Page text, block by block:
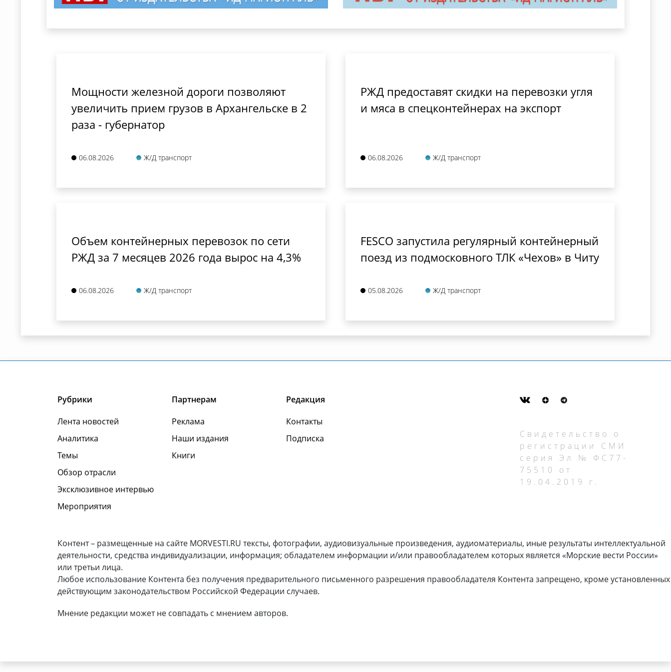
Мощности железной дороги позволяют
увеличить прием грузов в Архангельске в 2
раза - губернатор
06.08.2026 Ж/Д транспорт
РЖД предоставят скидки на перевозки угля
и мяса в спецконтейнерах на экспорт
06.08.2026 Ж/Д транспорт
Объем контейнерных перевозок по сети
РЖД за 7 месяцев 2026 года вырос на 4,3%
06.08.2026 Ж/Д транспорт
FESCO запустила регулярный контейнерный
поезд из подмосковного ТЛК «Чехов» в Читу
05.08.2026 Ж/Д транспорт
Рубрики
Лента новостей
Аналитика
Темы
Обзор отрасли
Эксклюзивное интервью
Мероприятия
Партнерам
Реклама
Наши издания
Книги
Редакция
Контакты
Подписка
Свидетельство о
регистрации СМИ
серия Эл № ФС77-
75510 от
19.04.2019 г.
Контент – размещенные на сайте MORVESTI.RU тексты, фотографии, аудиовизуальные произведения, аудиоматериалы, иные результаты интеллектуальной
деятельности, средства индивидуализации, информация; обладателем информации и/или правообладателем которых является «Морские вести России»
или третьи лица.
Любое использование Контента без получения предварительного письменного разрешения правообладателя Контента запрещено, кроме установленных
действующим законодательством Российской Федерации случаев.
Мнение редакции может не совпадать с мнением авторов.